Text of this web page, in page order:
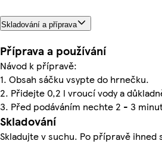
Skladování a příprava
Příprava a používání
Návod k přípravě:
1. Obsah sáčku vsypte do hrnečku.
2. Přidejte 0,2 l vroucí vody a
3. Před podáváním nechte 2 - 3
Skladování
Skladujte v suchu. Po přípravě